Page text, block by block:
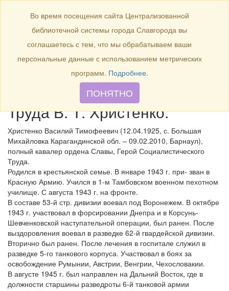
Toggle
navigation
БИБЛИОТЕКА
12 апреля 1925 года – 100
лет со дня рождения полного
кавалера орденов Славы,
Героя Социалистического
Труда В. Т. Христенко.
Христенко Василий Тимофеевич (12.04.1925, с. Большая
Михайловка Карагандинской обл. – 09.02.2010, Барнаул),
полный кавалер ордена Славы, Герой Социалистического
Труда.
Родился в крестьянской семье. В январе 1943 г. при- зван в
Красную Армию. Учился в 1-м Тамбовском военном пехотном
училище. С августа 1943 г. на фронте.
В составе 53-й стр. дивизии воевал под Воронежем. В октябре
1943 г. участвовал в форсировании Днепра и в Корсунь-
Шевченковской наступательной операции, был ранен. После
выздоровления воевал в разведке 62-й гвардейской дивизии.
Вторично был ранен. После лечения в госпитале служил в
разведке 5-го танкового корпуса. Участвовал в боях за
освобождение Румынии, Австрии, Венгрии, Чехословакии.
В августе 1945 г. был направлен на Дальний Восток, где в
должности старшины разведроты 6-й танковой армии
Во время посещения сайта Централизованной
библиотечной системы города Славгорода вы
соглашаетесь с тем, что мы обрабатываем ваши
персональные данные с использованием метрических
программ. Подробнее.
ПОНЯТНО